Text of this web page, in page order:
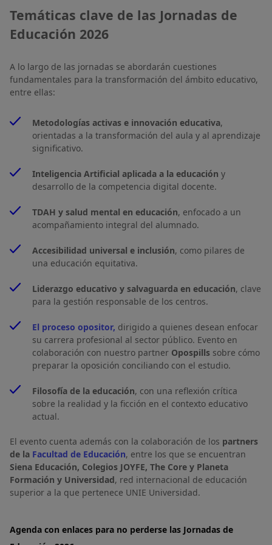
Temáticas clave de las Jornadas de
Educación 2026
A lo largo de las jornadas se abordarán cuestiones
fundamentales para la transformación del ámbito educativo,
entre ellas:
Metodologías activas e innovación educativa,
orientadas a la transformación del aula y al aprendizaje
significativo.
Inteligencia Artificial aplicada a la educación y
desarrollo de la competencia digital docente.
TDAH y salud mental en educación, enfocado a un
acompañamiento integral del alumnado.
Accesibilidad universal e inclusión, como pilares de
una educación equitativa.
Liderazgo educativo y salvaguarda en educación, clave
para la gestión responsable de los centros.
El proceso opositor, dirigido a quienes desean enfocar
su carrera profesional al sector público. Evento en
colaboración con nuestro partner Opospills sobre cómo
preparar la oposición conciliando con el estudio.
Filosofía de la educación, con una reflexión crítica
sobre la realidad y la ficción en el contexto educativo
actual.
El evento cuenta además con la colaboración de los partners
de la Facultad de Educación, entre los que se encuentran
Siena Educación, Colegios JOYFE, The Core y Planeta
Formación y Universidad, red internacional de educación
superior a la que pertenece UNIE Universidad.
Agenda con enlaces para no perderse las Jornadas de